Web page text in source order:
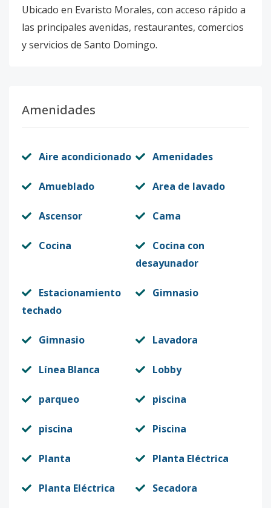
Ubicado en Evaristo Morales, con acceso rápido a
las principales avenidas, restaurantes, comercios
y servicios de Santo Domingo.
Amenidades
Aire acondicionado Amenidades
Amueblado Area de lavado
Ascensor Cama
Cocina
Cocina con
desayunador
Estacionamiento
techado
Gimnasio
Gimnasio Lavadora
Línea Blanca Lobby
parqueo piscina
piscina Piscina
Planta Planta Eléctrica
Planta Eléctrica Secadora